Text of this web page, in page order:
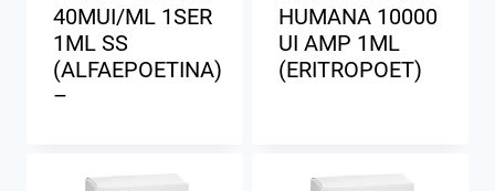
40MUI/ML 1SER
1ML SS
(ALFAEPOETINA)
–
HUMANA 10000
UI AMP 1ML
(ERITROPOET)